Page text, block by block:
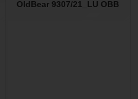
OldBear 9307/21_LU OBB